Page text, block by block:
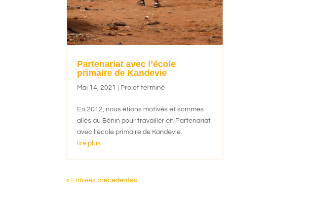
Partenariat avec l’école
primaire de Kandevie
Mai 14, 2021 Projet terminé
En 2012, nous étions motivés et sommes
allés au Bénin pour travailler en Partenariat
avec l’école primaire de Kandevie.
lire plus
« Entrées précédentes